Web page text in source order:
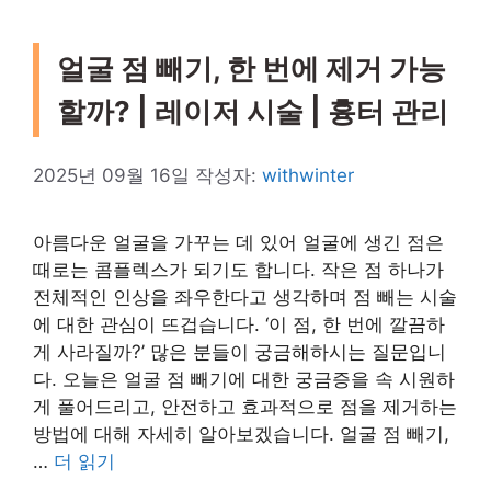
얼굴 점 빼기, 한 번에 제거 가능
할까? | 레이저 시술 | 흉터 관리
2025년 09월 16일 작성자: withwinter
아름다운 얼굴을 가꾸는 데 있어 얼굴에 생긴 점은
때로는 콤플렉스가 되기도 합니다. 작은 점 하나가
전체적인 인상을 좌우한다고 생각하며 점 빼는 시술
에 대한 관심이 뜨겁습니다. ‘이 점, 한 번에 깔끔하
게 사라질까?’ 많은 분들이 궁금해하시는 질문입니
다. 오늘은 얼굴 점 빼기에 대한 궁금증을 속 시원하
게 풀어드리고, 안전하고 효과적으로 점을 제거하는
방법에 대해 자세히 알아보겠습니다. 얼굴 점 빼기,
… 더 읽기